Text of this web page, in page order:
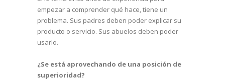
empezar a comprender qué hace, tiene un
problema. Sus padres deben poder explicar su
producto o servicio. Sus abuelos deben poder
usarlo.
¿Se está aprovechando de una posición de
superioridad?